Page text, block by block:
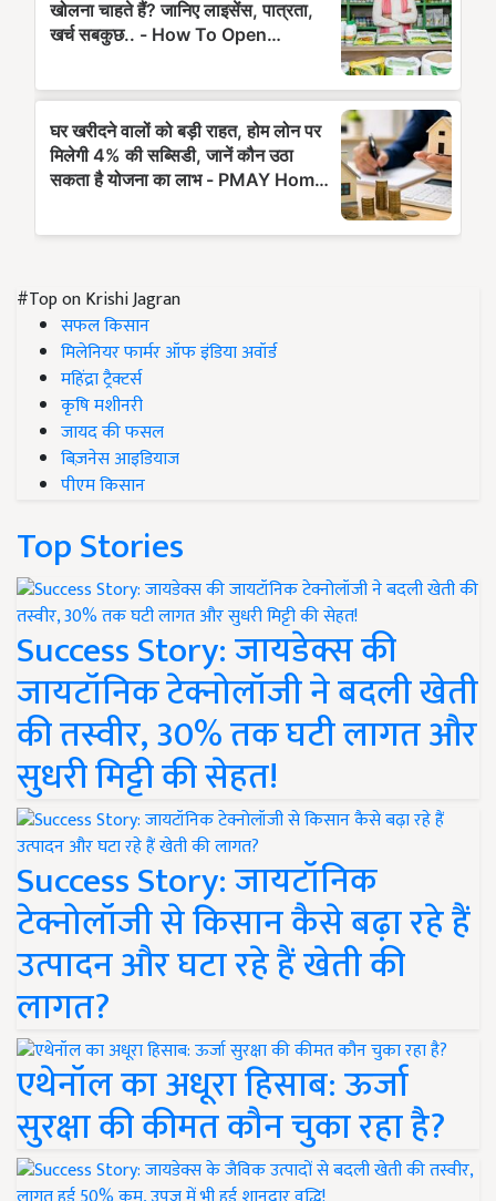
#Top on Krishi Jagran
सफल किसान
मिलेनियर फार्मर ऑफ इंडिया अवॉर्ड
महिंद्रा ट्रैक्टर्स
कृषि मशीनरी
जायद की फसल
बिज़नेस आइडियाज
पीएम किसान
Top Stories
Success Story: जायडेक्स की
जायटॉनिक टेक्नोलॉजी ने बदली खेती
की तस्वीर, 30% तक घटी लागत और
सुधरी मिट्टी की सेहत!
Success Story: जायटॉनिक
टेक्नोलॉजी से किसान कैसे बढ़ा रहे हैं
उत्पादन और घटा रहे हैं खेती की
लागत?
एथेनॉल का अधूरा हिसाब: ऊर्जा
सुरक्षा की कीमत कौन चुका रहा है?